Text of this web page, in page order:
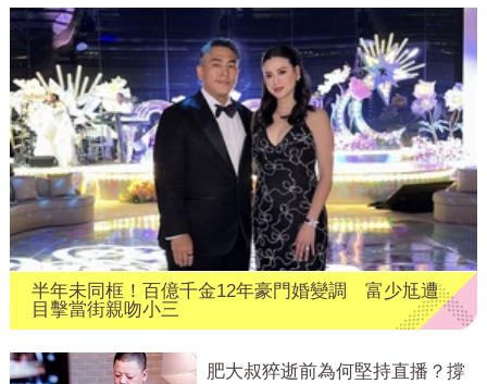
半年未同框！百億千金12年豪門婚變調 富少尪遭
目擊當街親吻小三
肥大叔猝逝前為何堅持直播？撐